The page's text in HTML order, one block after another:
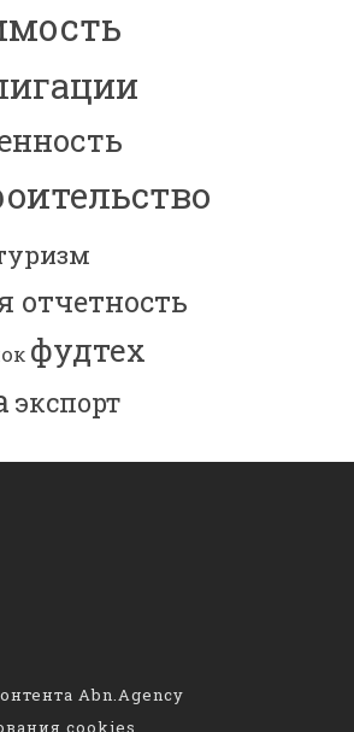
отчетность
фудтех
экспорт
Abn.Agency
cookies